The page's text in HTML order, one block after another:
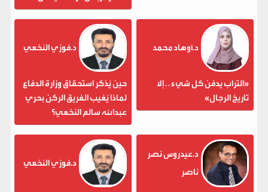
د.أوهاد محمد
«التراب يدفن كل شيء . . إلا
تاريخ الرجال»
د.فوزي النخعي
حين يُذكر استحقاق وزارة الدفاع
لماذا يُغيب الفريق الركن بحري
عبدالله سالم النخعي؟
د.عيدروس نصر
ناصر
د.فوزي النخعي